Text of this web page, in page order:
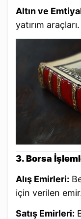
Altın ve
yatırım araçları.
3. Borsa
Alış Emirleri:
için verilen
Satış Emirleri: